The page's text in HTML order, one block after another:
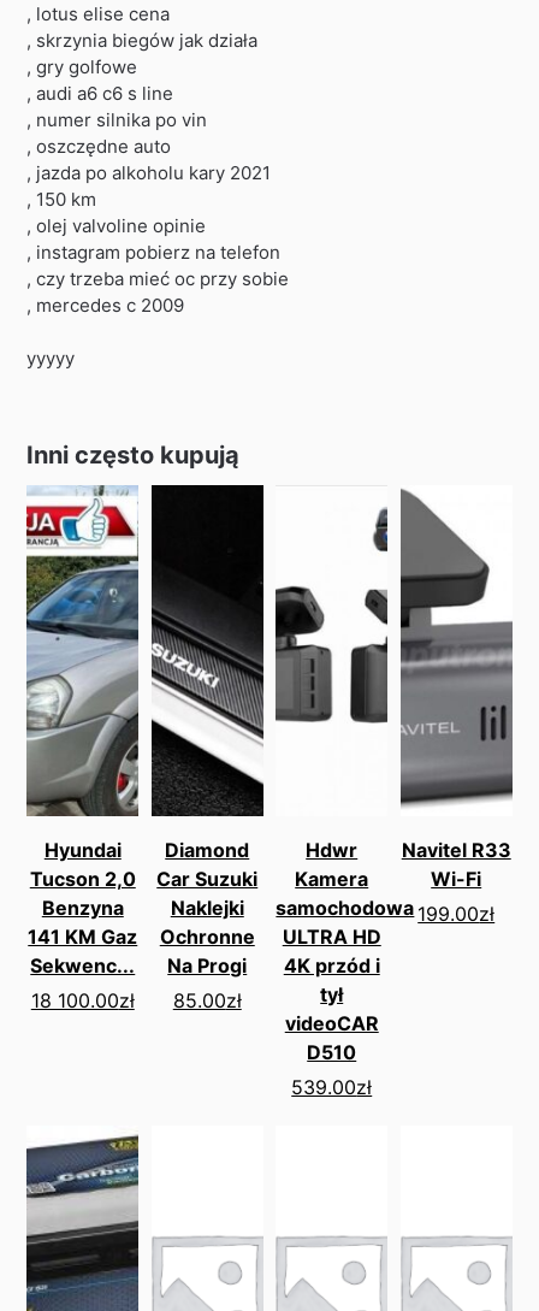
, lotus elise cena
, skrzynia biegów jak działa
, gry golfowe
, audi a6 c6 s line
, numer silnika po vin
, oszczędne auto
, jazda po alkoholu kary 2021
, 150 km
, olej valvoline opinie
, instagram pobierz na telefon
, czy trzeba mieć oc przy sobie
, mercedes c 2009
yyyyy
Inni często kupują
Hyundai
Tucson 2,0
Benzyna
141 KM Gaz
Sekwenc...
18 100.00zł
Diamond
Car Suzuki
Naklejki
Ochronne
Na Progi
85.00zł
Hdwr
Kamera
samochodowa
ULTRA HD
4K przód i
tył
videoCAR
D510
539.00zł
Navitel R33
Wi-Fi
199.00zł